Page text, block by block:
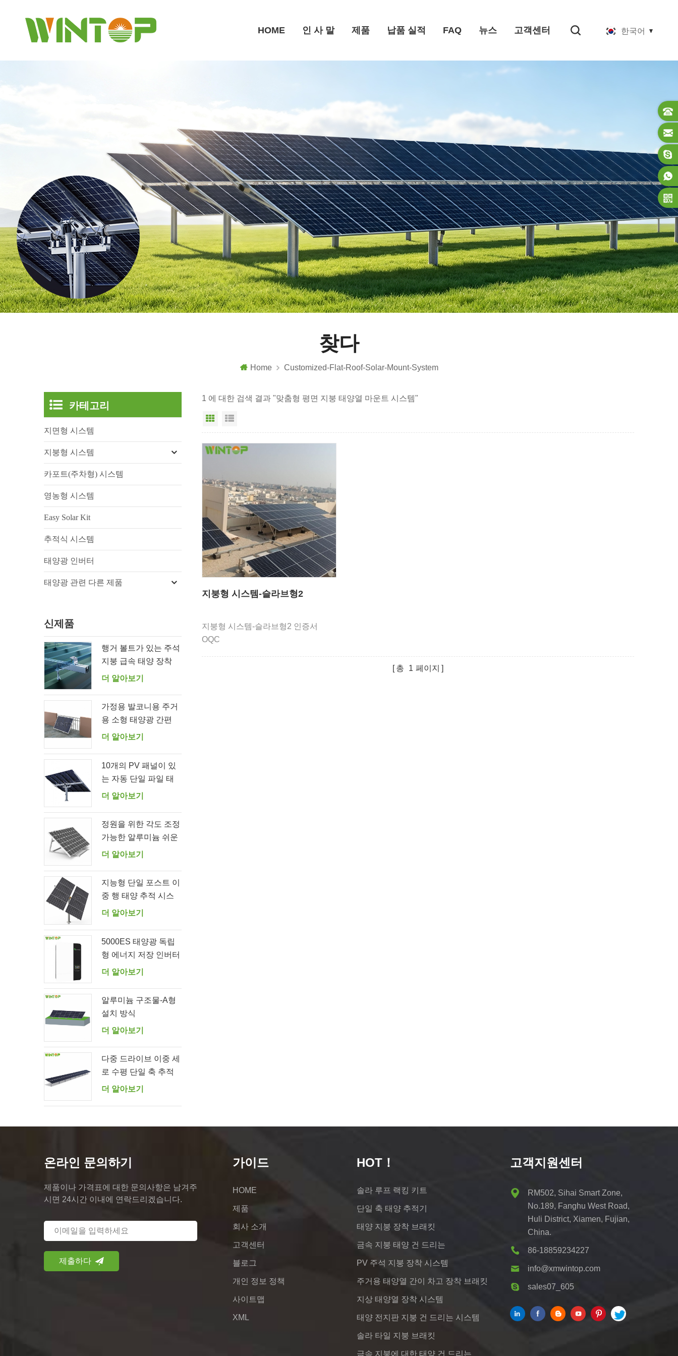
한국어
HOME 인 사 말 제품 납품 실적 FAQ 뉴스 고객센터
찾다
Home Customized-Flat-Roof-Solar-Mount-System
1 에 대한 검색 결과 "맞춤형 평면 지붕 태양열 마운트 시스템"
그리드 보기
지붕형 시스템-슬라브형2
지붕형 시스템-슬라브형2 인증서
OQC
총 1 페이지
카테고리
지면형 시스템
지붕형 시스템
카포트(주차형) 시스템
영농형 시스템
Easy Solar Kit
추적식 시스템
태양광 인버터
태양광 관련 다른 제품
신제품
행거 볼트가 있는 주석
지붕 급속 태양 장착
시스템
더 알아보기
가정용 발코니용 주거
용 소형 태양광 간편
브라켓 키트
더 알아보기
10개의 PV 패널이 있
는 자동 단일 파일 태
양열 추적기
더 알아보기
정원을 위한 각도 조정
가능한 알루미늄 쉬운
태양 전지 패널 브래킷
더 알아보기
지능형 단일 포스트 이
중 행 태양 추적 시스
템
더 알아보기
5000ES 태양광 독립
형 에너지 저장 인버터
공급업체
더 알아보기
알루미늄 구조물-A형
설치 방식
더 알아보기
다중 드라이브 이중 세
로 수평 단일 축 추적
시스템
더 알아보기
온라인 문의하기
제품이나 가격표에 대한 문의사항은 남겨주
시면 24시간 이내에 연락드리겠습니다.
가이드
HOME
제품
회사 소개
고객센터
블로그
개인 정보 정책
사이트맵
XML
HOT！
솔라 루프 랙킹 키트
단일 축 태양 추적기
태양 지붕 장착 브래킷
금속 지붕 태양 건 드리는
PV 주석 지붕 장착 시스템
주거용 태양열 간이 차고 장착 브래킷
지상 태양열 장착 시스템
태양 전지판 지붕 건 드리는 시스템
솔라 타일 지붕 브래킷
금속 지붕에 대한 태양 건 드리는
고객지원센터
RM502, Sihai Smart Zone,
No.189, Fanghu West Road,
Huli District, Xiamen, Fujian,
China.
86-18859234227
info@xmwintop.com
sales07_605